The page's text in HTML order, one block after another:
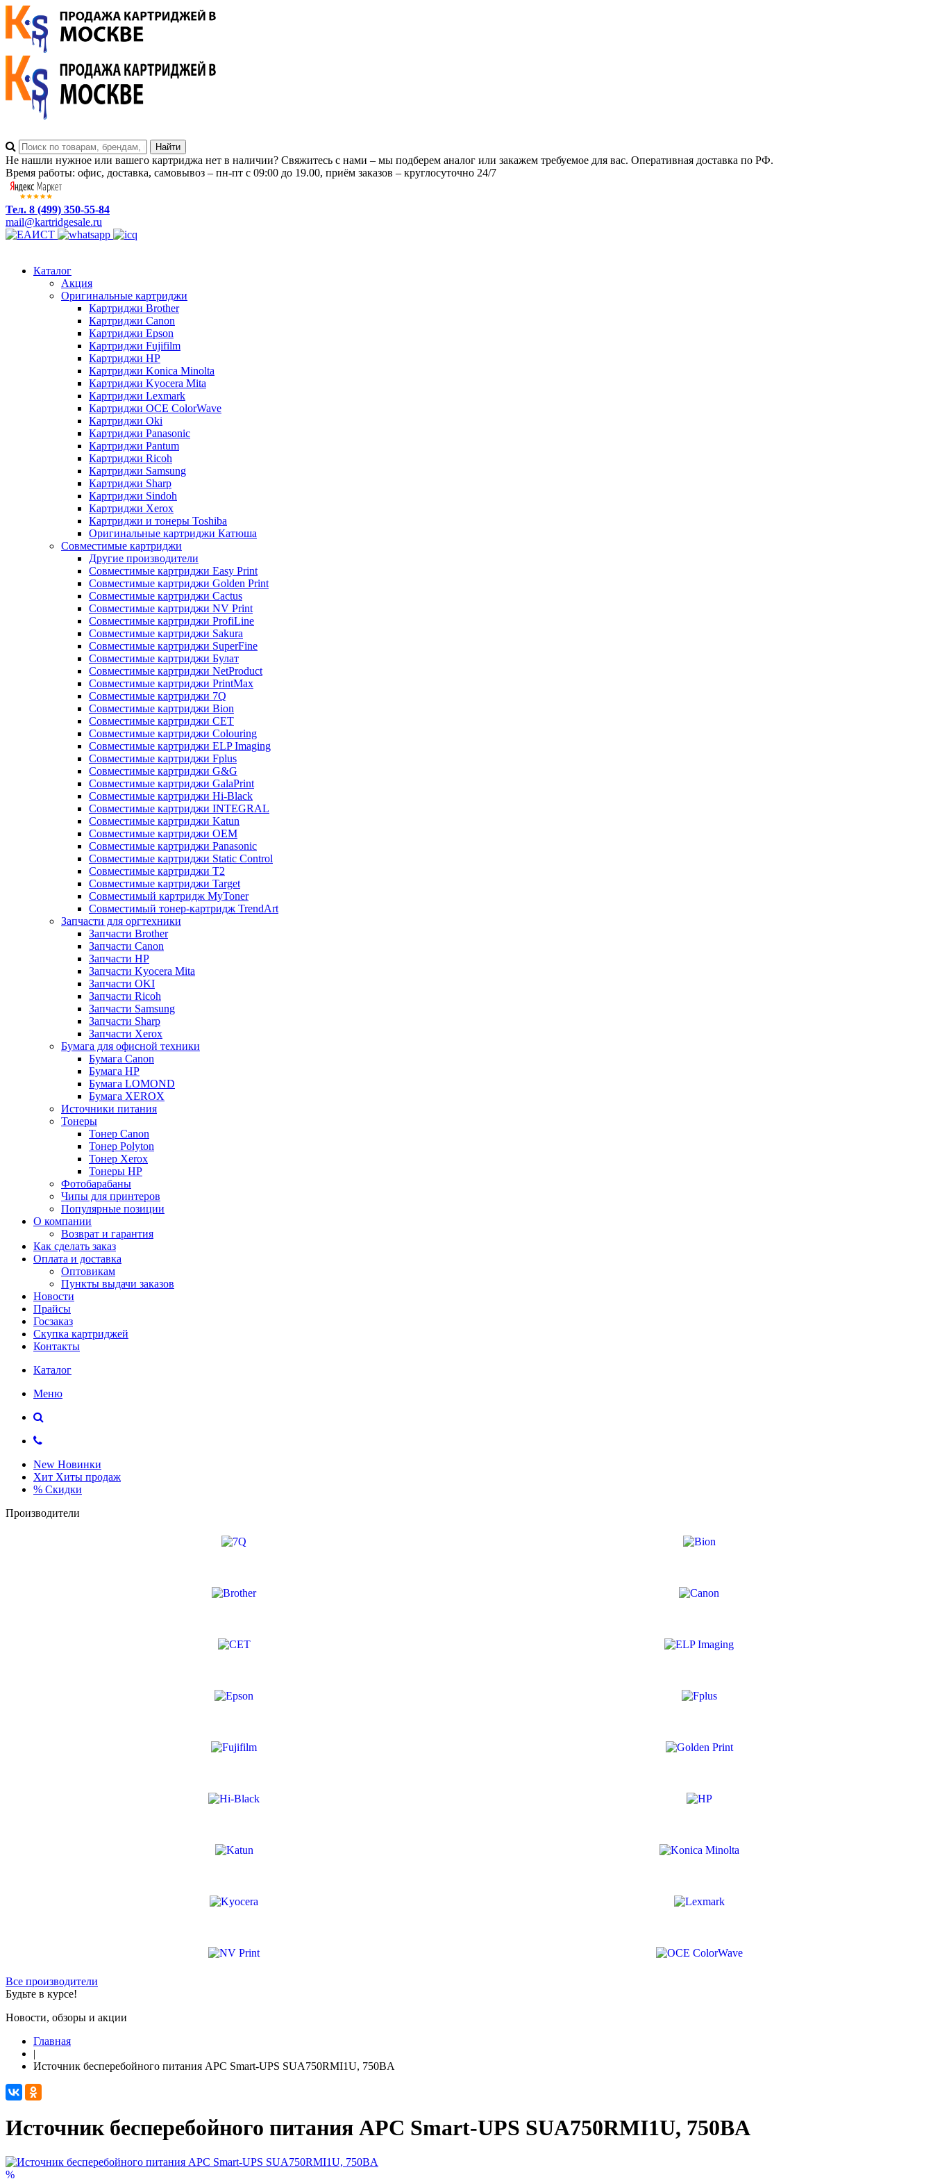
Не нашли нужное или вашего картриджа нет в наличии? Свяжитесь с нами – мы подберем аналог или закажем требуемое для вас. Оперативная доставка по РФ.
Время работы: офис, доставка, самовывоз – пн-пт с 09:00 до 19.00, приём заказов – круглосуточно 24/7
Тел. 8 (499) 350-55-84
mail@kartridgesale.ru
Каталог
Акция
Оригинальные картриджи
Картриджи Brother
Картриджи Canon
Картриджи Epson
Картриджи Fujifilm
Картриджи HP
Картриджи Konica Minolta
Картриджи Kyocera Mita
Картриджи Lexmark
Картриджи OCE ColorWave
Картриджи Oki
Картриджи Panasonic
Картриджи Pantum
Картриджи Ricoh
Картриджи Samsung
Картриджи Sharp
Картриджи Sindoh
Картриджи Xerox
Картриджи и тонеры Toshiba
Оригинальные картриджи Катюша
Совместимые картриджи
Другие производители
Совместимые картриджи Easy Print
Совместимые картриджи Golden Print
Совместимые картриджи Cactus
Совместимые картриджи NV Print
Совместимые картриджи ProfiLine
Совместимые картриджи Sakura
Совместимые картриджи SuperFine
Совместимые картриджи Булат
Совместимые картриджи NetProduct
Совместимые картриджи PrintMax
Совместимые картриджи 7Q
Совместимые картриджи Bion
Совместимые картриджи CET
Совместимые картриджи Colouring
Совместимые картриджи ELP Imaging
Совместимые картриджи Fplus
Совместимые картриджи G&G
Совместимые картриджи GalaPrint
Совместимые картриджи Hi-Black
Совместимые картриджи INTEGRAL
Совместимые картриджи Katun
Совместимые картриджи OEM
Совместимые картриджи Panasonic
Совместимые картриджи Static Control
Совместимые картриджи T2
Совместимые картриджи Target
Совместимый картридж MyToner
Совместимый тонер-картридж TrendArt
Запчасти для оргтехники
Запчасти Brother
Запчасти Canon
Запчасти HP
Запчасти Kyocera Mita
Запчасти OKI
Запчасти Ricoh
Запчасти Samsung
Запчасти Sharp
Запчасти Xerox
Бумага для офисной техники
Бумага Canon
Бумага HP
Бумага LOMOND
Бумага XEROX
Источники питания
Тонеры
Тонер Canon
Тонер Polyton
Тонер Xerox
Тонеры HP
Фотобарабаны
Чипы для принтеров
Популярные позиции
О компании
Возврат и гарантия
Как сделать заказ
Оплата и доставка
Оптовикам
Пункты выдачи заказов
Новости
Прайсы
Госзаказ
Скупка картриджей
Контакты
Каталог
Меню
New Новинки
Хит Хиты продаж
% Скидки
Производители
Все производители
Будьте в курсе!
Новости, обзоры и акции
Главная
|
​Источник бесперебойного питания APC Smart-UPS SUA750RMI1U, 750ВA
​Источник бесперебойного питания APC Smart-UPS SUA750RMI1U, 750ВA
%